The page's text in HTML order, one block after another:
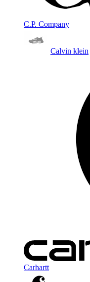
C.P. Company
Calvin klein
Carhartt